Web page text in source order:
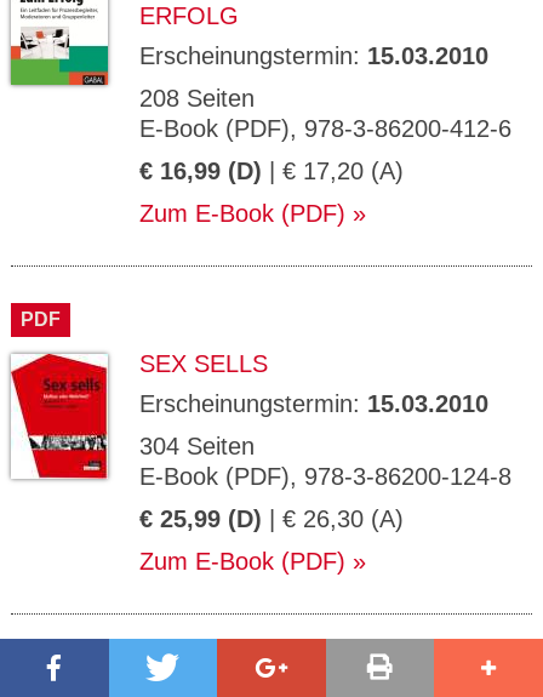
ERFOLG
Erscheinungstermin: 15.03.2010
208 Seiten
E-Book (PDF), 978-3-86200-412-6
€ 16,99 (D) | € 17,20 (A)
Zum E-Book (PDF)
PDF
SEX SELLS
Erscheinungstermin: 15.03.2010
304 Seiten
E-Book (PDF), 978-3-86200-124-8
€ 25,99 (D) | € 26,30 (A)
Zum E-Book (PDF)
PDF